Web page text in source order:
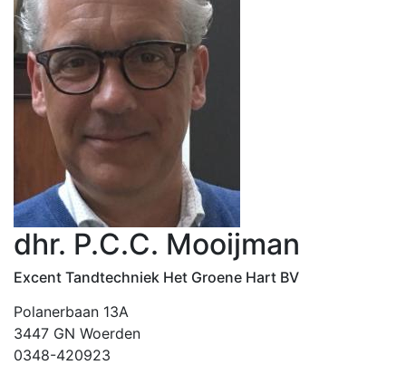
dhr. P.C.C. Mooijman
Excent Tandtechniek Het Groene Hart BV
Polanerbaan 13A
3447 GN Woerden
0348-420923